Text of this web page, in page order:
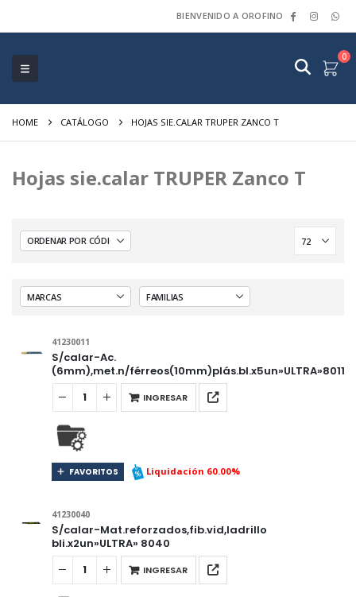
BIENVENIDO A OROFINO
0
HOME CATÁLOGO HOJAS SIE.CALAR TRUPER ZANCO T
Hojas sie.calar TRUPER Zanco T
41230011
S/calar-Ac.
(6mm),met.n/férreos(10mm)plás.bl.x5un»ULTRA»8011
INGRESAR
FAVORITOS Liquidación 60.00%
41230040
S/calar-Mat.reforzados,fib.vid,ladrillo
bli.x2un»ULTRA» 8040
INGRESAR